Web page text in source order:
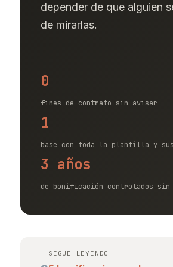
depender de que alguien
de mirarlas.
0
fines de contrato sin avisar
1
base con toda la plantilla y
3 años
de bonificación controlados sin
SIGUE LEYENDO